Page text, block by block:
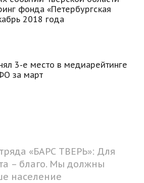
фонда «Петербургская
2018 года
3-е место в медиарейтинге
за март
«БАРС ТВЕРЬ»: Для
– благо. Мы должны
население